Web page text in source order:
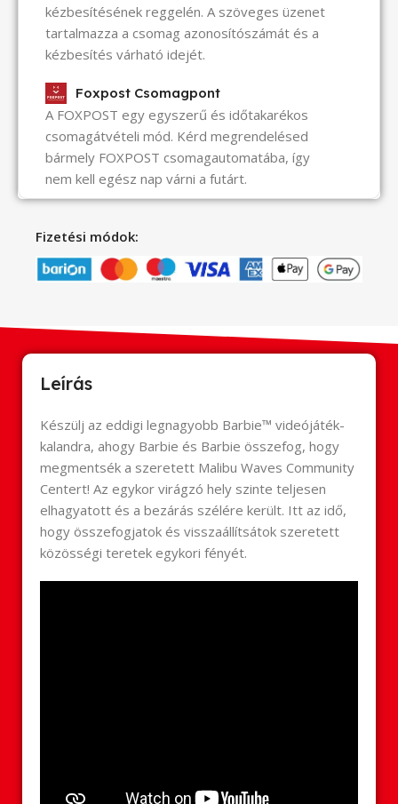
kézbesítésének reggelén. A szöveges üzenet
tartalmazza a csomag azonosítószámát és a
kézbesítés várható idejét.
Foxpost Csomagpont
A FOXPOST egy egyszerű és időtakarékos
csomagátvételi mód. Kérd megrendelésed
bármely FOXPOST csomagautomatába, így
nem kell egész nap várni a futárt.
Fizetési módok:
Leírás
Készülj az eddigi legnagyobb Barbie™ videójáték-
kalandra, ahogy Barbie és Barbie összefog, hogy
megmentsék a szeretett Malibu Waves Community
Centert! Az egykor virágzó hely szinte teljesen
elhagyatott és a bezárás szélére került. Itt az idő,
hogy összefogjatok és visszaállítsátok szeretett
közösségi teretek egykori fényét.